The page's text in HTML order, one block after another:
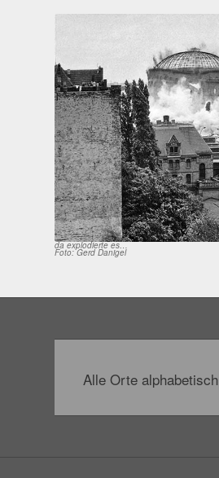
da explodierte es…
Foto: Gerd Danigel
Alle Orte alphabetisch